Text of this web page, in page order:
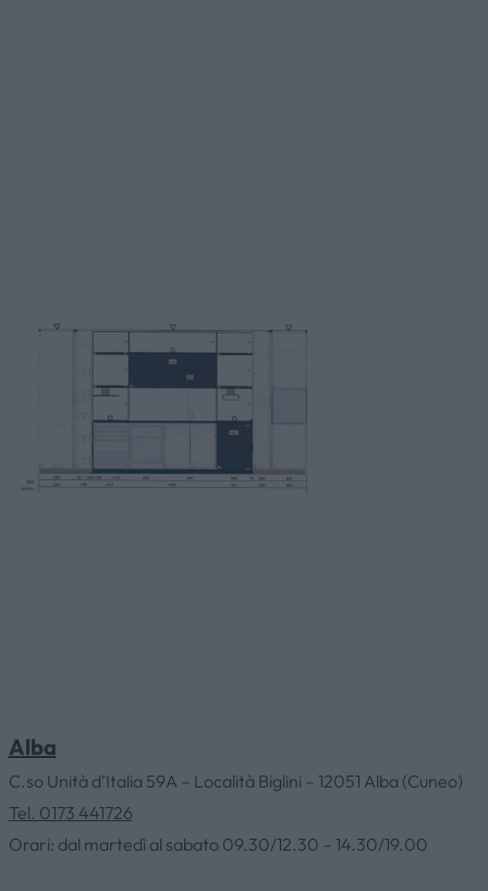
Alba
C.so Unità d’Italia 59A – Località Biglini – 12051 Alba (Cuneo)
Tel. 0173 441726
Orari: dal martedì al sabato 09.30/12.30 – 14.30/19.00